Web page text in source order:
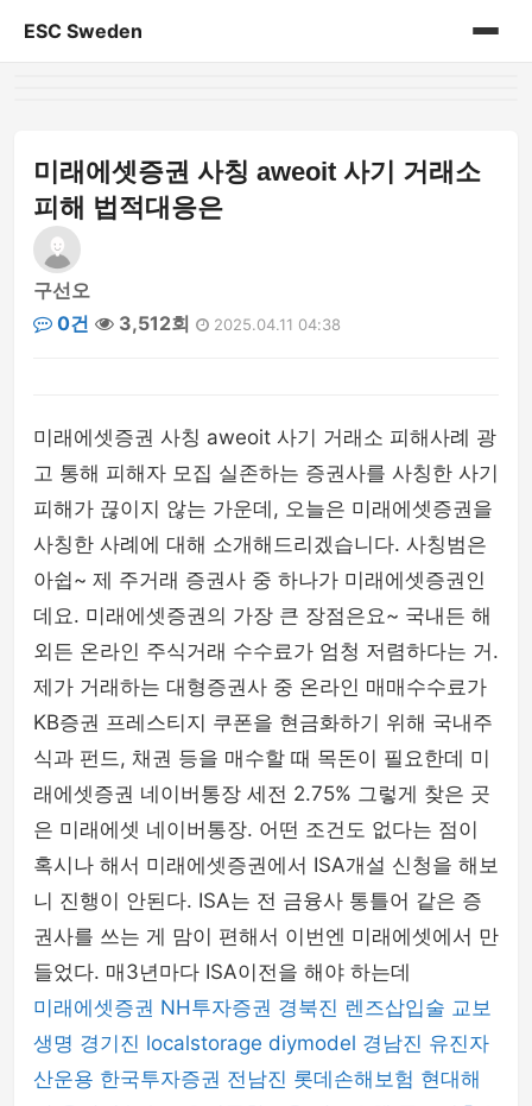
ESC Sweden
미래에셋증권 사칭 aweoit 사기 거래소
피해 법적대응은
구선오
0건
3,512회 2025.04.11 04:38
미래에셋증권 사칭 aweoit 사기 거래소 피해사례 광
고 통해 피해자 모집 실존하는 증권사를 사칭한 사기
피해가 끊이지 않는 가운데, 오늘은 미래에셋증권을
사칭한 사례에 대해 소개해드리겠습니다. 사칭범은
아쉽~ 제 주거래 증권사 중 하나가 미래에셋증권인
데요. 미래에셋증권의 가장 큰 장점은요~ 국내든 해
외든 온라인 주식거래 수수료가 엄청 저렴하다는 거.
제가 거래하는 대형증권사 중 온라인 매매수수료가
KB증권 프레스티지 쿠폰을 현금화하기 위해 국내주
식과 펀드, 채권 등을 매수할 때 목돈이 필요한데 미
래에셋증권 네이버통장 세전 2.75% 그렇게 찾은 곳
은 미래에셋 네이버통장. 어떤 조건도 없다는 점이
혹시나 해서 미래에셋증권에서 ISA개설 신청을 해보
니 진행이 안된다. ISA는 전 금융사 통틀어 같은 증
권사를 쓰는 게 맘이 편해서 이번엔 미래에셋에서 만
들었다. 매3년마다 ISA이전을 해야 하는데
미래에셋증권 NH투자증권 경북진 렌즈삽입술 교보
생명 경기진 localstorage diymodel 경남진 유진자
산운용 한국투자증권 전남진 롯데손해보험 현대해